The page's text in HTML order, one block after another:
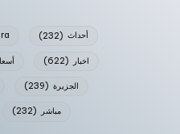
أحداث (232)
اخبار (622)
الجزيرة (239)
مباشر (232)